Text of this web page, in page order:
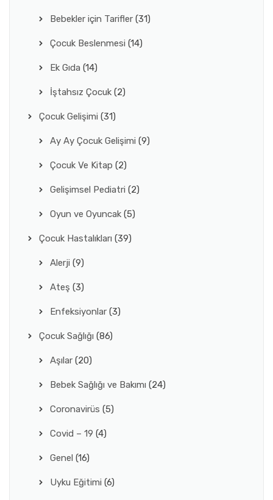
Bebekler için Tarifler (31)
Çocuk Beslenmesi (14)
Ek Gıda (14)
İştahsız Çocuk (2)
Çocuk Gelişimi (31)
Ay Ay Çocuk Gelişimi (9)
Çocuk Ve Kitap (2)
Gelişimsel Pediatri (2)
Oyun ve Oyuncak (5)
Çocuk Hastalıkları (39)
Alerji (9)
Ateş (3)
Enfeksiyonlar (3)
Çocuk Sağlığı (86)
Aşılar (20)
Bebek Sağlığı ve Bakımı (24)
Coronavirüs (5)
Covid – 19 (4)
Genel (16)
Uyku Eğitimi (6)